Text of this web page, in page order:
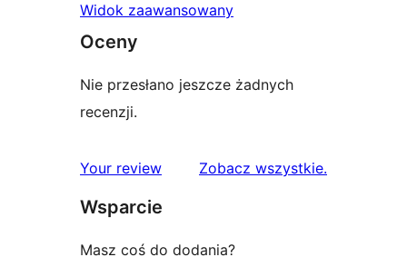
Widok zaawansowany
Oceny
Nie przesłano jeszcze żadnych
recenzji.
Your review Zobacz wszystkierecenzje
.
Wsparcie
Masz coś do dodania?